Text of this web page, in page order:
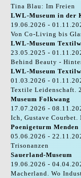
Tina Blau: Im Freien
LWL-Museum in der
19.06.2026 -
Von Co-Living bis
LWL-Museum
23.05.2025 -
Behind Beauty -
LWL-Museum
01.03.2026 -
Textile Leidenschaft.
Museum Folkwang
17.07.2026 -
Ich, Gustave
Poenigeturm Menden
05.06.2026 -
Trisonanzen
Sauerland-Museum
19.06.2026 -
Macherland. Wo